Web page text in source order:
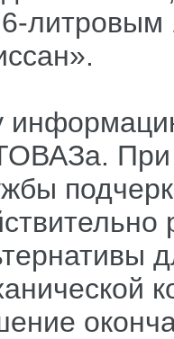
литровым
При